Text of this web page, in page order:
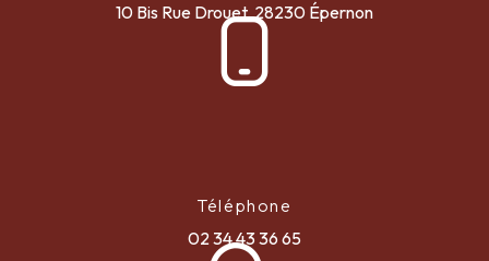
10 Bis Rue Drouet, 28230 Épernon
Téléphone
02 34 43 36 65